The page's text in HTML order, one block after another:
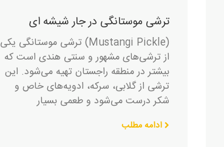
ترشی موستانگی در جار شیشه ای
(Mustangi Pickle) ترشی موستانگی یکی
از ترشی‌های مشهور و سنتی هندی است که
بیشتر در منطقه راجستان تهیه می‌شود. این
ترشی از گلابی، سرکه، ادویه‌های خاص و
شکر درست می‌شود و طعمی بسیار
ادامه مطلب